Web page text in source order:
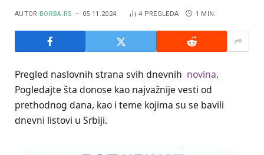
AUTOR BORBA.RS 05.11.2024. 4 PREGLEDA 1 MIN.
Pregled naslovnih strana svih dnevnih novina.
Pogledajte šta donose kao najvažnije vesti od
prethodnog dana, kao i teme kojima su se bavili
dnevni listovi u Srbiji.